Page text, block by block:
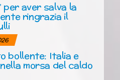
per aver salva la
ringrazia il
bollente: Italia e
morsa del caldo